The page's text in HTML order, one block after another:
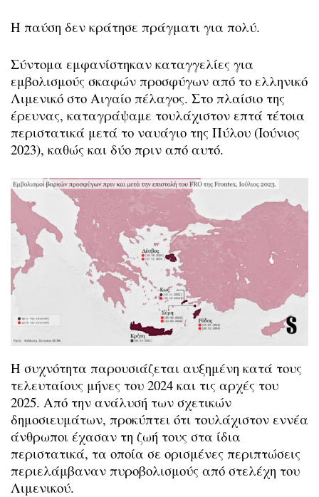
Η παύση δεν κράτησε πράγματι για πολύ.
Σύντομα εμφανίστηκαν καταγγελίες για
εμβολισμούς σκαφών προσφύγων από το ελληνικό
Λιμενικό στο Αιγαίο πέλαγος. Στο πλαίσιο της
έρευνας, καταγράψαμε τουλάχιστον επτά τέτοια
περιστατικά μετά το ναυάγιο της Πύλου (Ιούνιος
2023), καθώς και δύο πριν από αυτό.
Η συχνότητα παρουσιάζεται αυξημένη κατά τους
τελευταίους μήνες του 2024 και τις αρχές του
2025. Από την ανάλυσή των σχετικών
δημοσιευμάτων, προκύπτει ότι τουλάχιστον εννέα
άνθρωποι έχασαν τη ζωή τους στα ίδια
περιστατικά, τα οποία σε ορισμένες περιπτώσεις
περιελάμβαναν πυροβολισμούς από στελέχη του
Λιμενικού.